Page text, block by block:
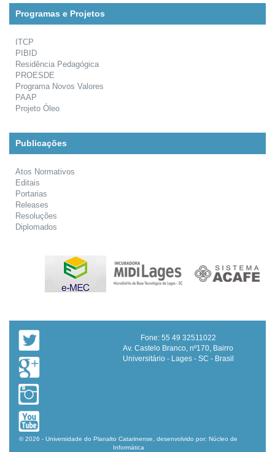
Programas e Projetos
ITCP
PIBID
Residência Pedagógica
PROESDE
Programa Novos Valores
PAAP
Projeto Óleo
Publicações
Atos Normativos
Editais
Portarias
Releases
Resoluções
Diplomados
Fone: 55 49 32511022
Av. Castelo Branco, nº170, Bairro
Universitário - Lages - SC - Brasil
© 2026 - Universidade do Planalto Catarinense, desenvolvido por: Núcleo de
Informática